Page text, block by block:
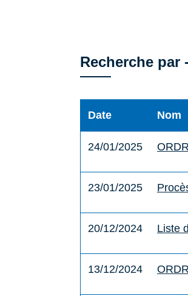
Recherche par -
Date Nom
24/01/2025
23/01/2025
20/12/2024 Liste
13/12/2024